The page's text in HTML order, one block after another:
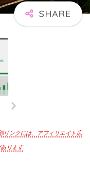
リンクには、アフィリエイト広
ります